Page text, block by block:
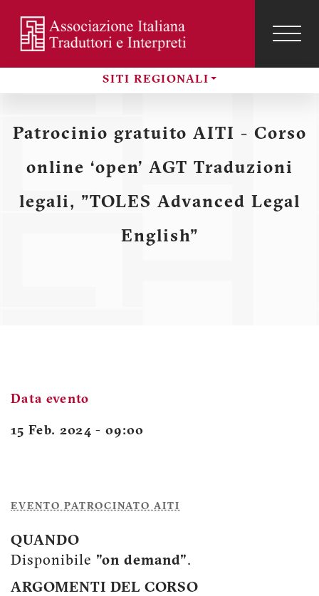
contenuto
principale
SITI REGIONALI
Menu
profilo
utente
Patrocinio gratuito AITI - Corso
online ‘open’ AGT Traduzioni
legali, "TOLES Advanced Legal
English"
Data evento
15 Feb. 2024 - 09:00
EVENTO PATROCINATO AITI
QUANDO
Disponibile "on demand".
ARGOMENTI DEL CORSO